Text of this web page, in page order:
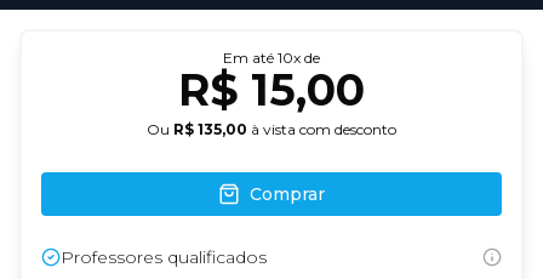
Em até 10x de
R$ 15,00
Ou R$ 135,00 à vista com desconto
Comprar
Professores qualificados